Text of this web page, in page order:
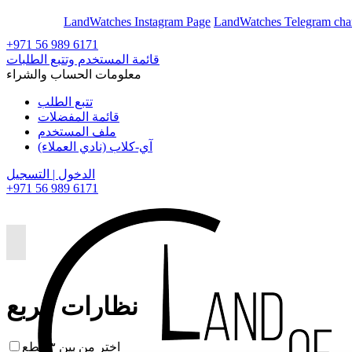
LandWatches Instagram Page LandWatches Telegram
+971 56 989 6171
قائمة المستخدم وتتبع الطلبات
معلومات الحساب والشراء
تتبع الطلب
قائمة المفضلات
ملف المستخدم
آي-كلاب (نادي العملاء)
الدخول | التسجيل
+971 56 989 6171
نظارات مربع
اختر من بين ٣ قطع